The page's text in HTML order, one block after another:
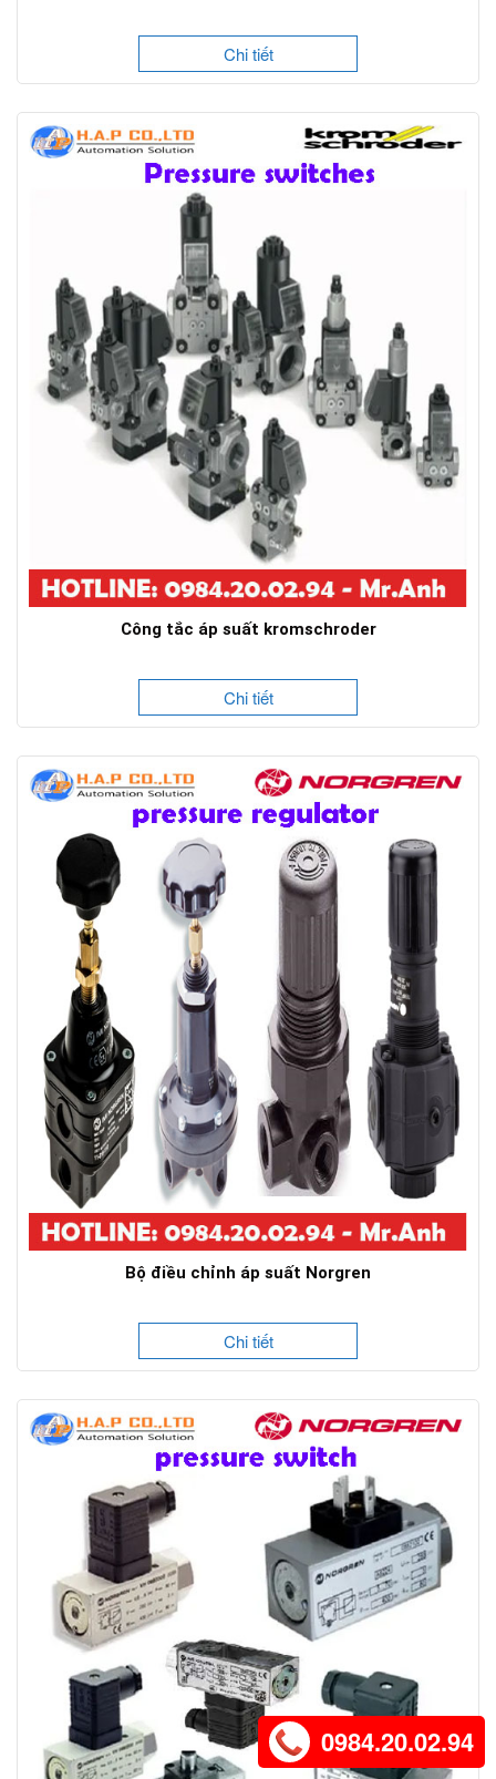
Chi tiết
Công tắc áp suất kromschroder
Chi tiết
Bộ điều chỉnh áp suất Norgren
Chi tiết
0984.20.02.94